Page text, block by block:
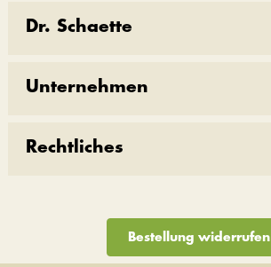
Dr. Schaette
Unternehmen
Rechtliches
Bestellung widerrufen